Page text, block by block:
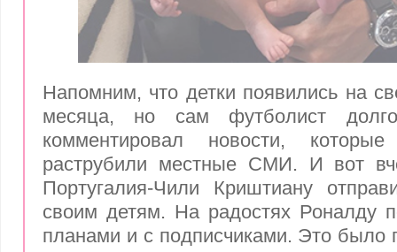
Напомним, что детки появились на
месяца, но сам футболист
комментировал новости,
раструбили местные СМИ. И вот
Португалия-Чили Криштиану
своим детям. На радостях Роналду
планами и с подписчиками. Это было